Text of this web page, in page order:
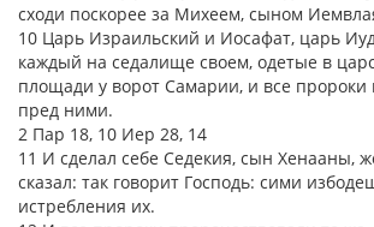
сходи поскорее за Михеем, сыном
10 Царь Израильский и Иосафат, царь
каждый на седалище своем, одетые в
площади у ворот Самарии, и все пророки
пред ними.
2 Пар 18, 10 Иер 28, 14
11 И сделал себе Седекия, сын Хенааны,
сказал: так говорит Господь: сими
истребления их.